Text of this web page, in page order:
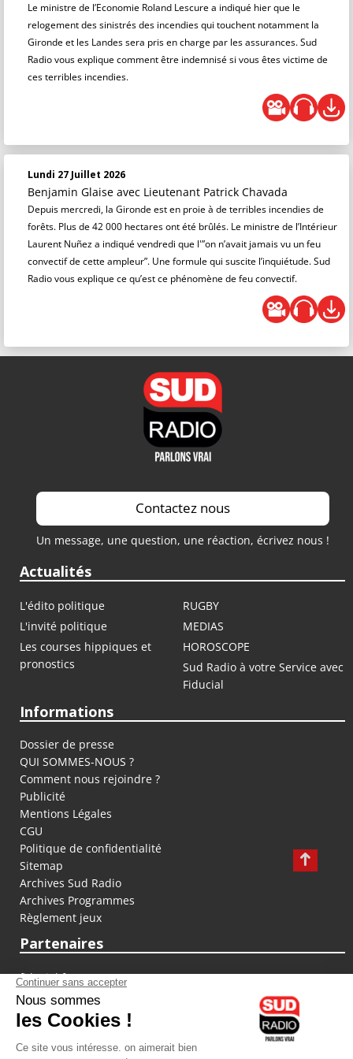
Le ministre de l’Economie Roland Lescure a indiqué hier que le
relogement des sinistrés des incendies qui touchent notamment la
Gironde et les Landes sera pris en charge par les assurances. Sud
Radio vous explique comment être indemnisé si vous êtes victime de
ces terribles incendies.
Lundi 27 Juillet 2026
Benjamin Glaise avec Lieutenant Patrick Chavada
Depuis mercredi, la Gironde est en proie à de terribles incendies de
forêts. Plus de 42 000 hectares ont été brûlés. Le ministre de l’Intérieur
Laurent Nuñez a indiqué vendredi que l'”on n’avait jamais vu un feu
convectif de cette ampleur”. Une formule qui suscite l’inquiétude. Sud
Radio vous explique ce qu’est ce phénomène de feu convectif.
Contactez nous
Un message, une question, une réaction, écrivez nous !
Actualités
L'édito politique
RUGBY
L'invité politique
MEDIAS
Les courses hippiques et
pronostics
HOROSCOPE
Sud Radio à votre Service avec
Fiducial
Informations
Dossier de presse
QUI SOMMES-NOUS ?
Comment nous rejoindre ?
Publicité
Mentions Légales
CGU
Politique de confidentialité
Sitemap
Archives Sud Radio
Archives Programmes
Règlement jeux
Partenaires
fiducial.fr
lyoncapitale.fr
olympique-et-lyonnais.com
L'application Iphone / Android